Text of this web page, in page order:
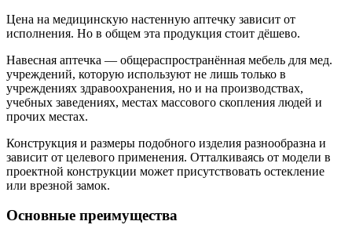
Цена на медицинскую настенную аптечку зависит от
исполнения. Но в общем эта продукция стоит дёшево.
Навесная аптечка — общераспространённая мебель для мед.
учреждений, которую используют не лишь только в
учреждениях здравоохранения, но и на производствах,
учебных заведениях, местах массового скопления людей и
прочих местах.
Конструкция и размеры подобного изделия разнообразна и
зависит от целевого применения. Отталкиваясь от модели в
проектной конструкции может присутствовать остекление
или врезной замок.
Основные преимущества